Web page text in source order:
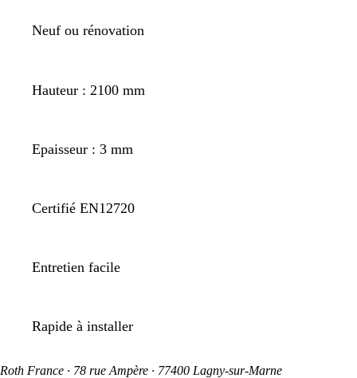
Neuf ou rénovation
Hauteur : 2100 mm
Epaisseur : 3 mm
Certifié EN12720
Entretien facile
Rapide à installer
Roth France · 78 rue Ampère · 77400 Lagny-sur-Marne